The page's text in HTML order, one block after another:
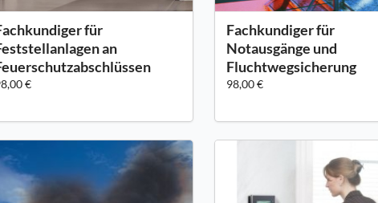
für
an
€
Fachkundiger für
Notausgänge und
Fluchtwegsicherung
98,00 €